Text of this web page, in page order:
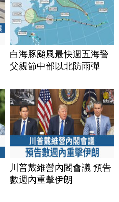
白海豚颱風最快週五海警
父親節中部以北防雨彈
川普戴維營內閣會議 預告
數週內重擊伊朗